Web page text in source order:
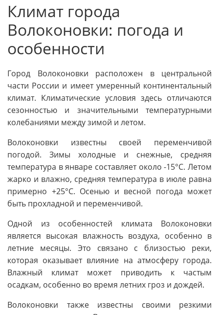
Климат города
Волоконовки: погода и
особенности
Город Волоконовки расположен в центральной
части России и имеет умеренный континентальный
климат. Климатические условия здесь отличаются
сезонностью и значительными температурными
колебаниями между зимой и летом.
Волоконовки известны своей переменчивой
погодой. Зимы холодные и снежные, средняя
температура в январе составляет около -15°C. Летом
жарко и влажно, средняя температура в июле равна
примерно +25°C. Осенью и весной погода может
быть прохладной и переменчивой.
Одной из особенностей климата Волоконовки
является высокая влажность воздуха, особенно в
летние месяцы. Это связано с близостью реки,
которая оказывает влияние на атмосферу города.
Влажный климат может приводить к частым
осадкам, особенно во время летних гроз и дождей.
Волоконовки также известны своими резкими